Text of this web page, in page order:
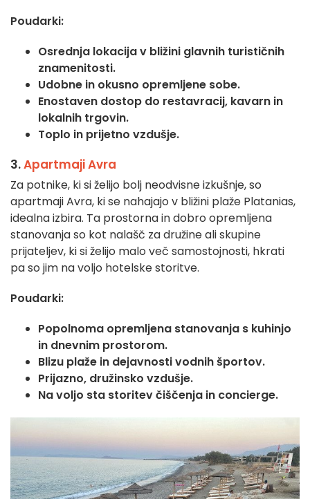
Poudarki:
Osrednja lokacija v bližini glavnih turističnih
znamenitosti.
Udobne in okusno opremljene sobe.
Enostaven dostop do restavracij, kavarn in
lokalnih trgovin.
Toplo in prijetno vzdušje.
3.Apartmaji Avra
Za potnike, ki si želijo bolj neodvisne izkušnje, so
apartmaji Avra, ki se nahajajo v bližini plaže Platanias,
idealna izbira. Ta prostorna in dobro opremljena
stanovanja so kot nalašč za družine ali skupine
prijateljev, ki si želijo malo več samostojnosti, hkrati
pa so jim na voljo hotelske storitve.
Poudarki:
Popolnoma opremljena stanovanja s kuhinjo
in dnevnim prostorom.
Blizu plaže in dejavnosti vodnih športov.
Prijazno, družinsko vzdušje.
Na voljo sta storitev čiščenja in concierge.